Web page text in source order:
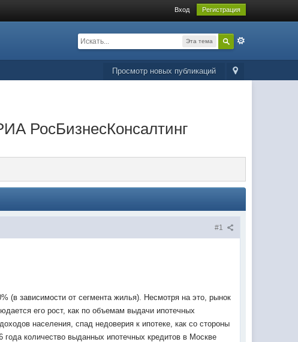
Вход Регистрация
Эта тема
Просмотр новых публикаций
РосБизнесКонсалтинг
#1
(в зависимости от сегмента жилья). Несмотря на это, рынок
его рост, как по объемам выдачи ипотечных
населения, спад недоверия к ипотеке, как со стороны
года количество выданных ипотечных кредитов в Москве